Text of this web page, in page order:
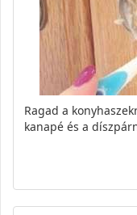
Ragad a
kanapé és a